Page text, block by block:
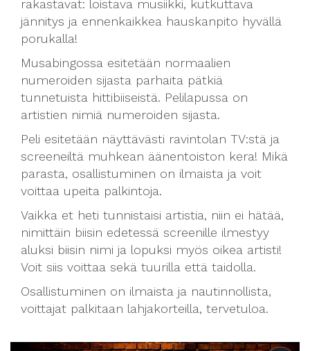
rakastavat: loistava musiikki, kutkuttava
jännitys ja ennenkaikkea hauskanpito hyvällä
porukalla!
Musabingossa esitetään normaalien
numeroiden sijasta parhaita pätkiä
tunnetuista hittibiiseistä. Pelilapussa on
artistien nimiä numeroiden sijasta.
Peli esitetään näyttävästi ravintolan TV:stä ja
screeneiltä muhkean äänentoiston kera! Mikä
parasta, osallistuminen on ilmaista ja voit
voittaa upeita palkintoja.
Vaikka et heti tunnistaisi artistia, niin ei hätää,
nimittäin biisin edetessä screenille ilmestyy
aluksi biisin nimi ja lopuksi myös oikea artisti!
Voit siis voittaa sekä tuurilla että taidolla.
Osallistuminen on ilmaista ja nautinnollista,
voittajat palkitaan lahjakorteilla, tervetuloa.